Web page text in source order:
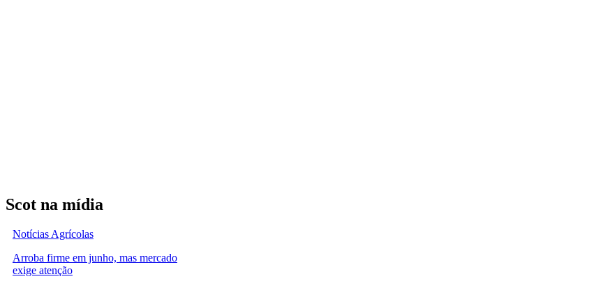
Scot na mídia
Notícias Agrícolas
Arroba firme em junho, mas mercado
exige atenção